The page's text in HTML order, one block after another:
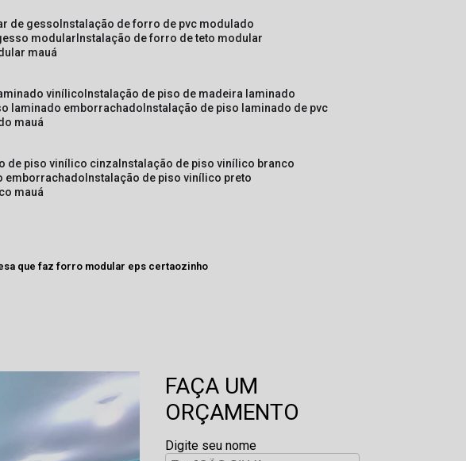
de gesso instalação de forro de pvc modulado
modular instalação de forro de teto modular
mauá
vinílico instalação de piso de madeira laminado
laminado emborrachado instalação de piso laminado de pvc
mauá
de piso vinílico cinza instalação de piso vinílico branco
emborrachado instalação de piso vinílico preto
mauá
que faz forro modular eps certaozinho
FAÇA UM
ORÇAMENTO
Digite seu nome